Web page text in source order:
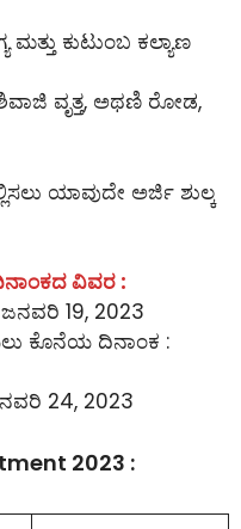
ಮತ್ತು ಕುಟುಂಬ ಕಲ್ಯಾಣ
ವೃತ್ತ, ಅಥಣಿ ರೋಡ,
ಯಾವುದೇ ಅರ್ಜಿ ಶುಲ್ಕ
ವಿವರ :
19, 2023
ಕೊನೆಯ ದಿನಾಂಕ :
24, 2023
2023 :